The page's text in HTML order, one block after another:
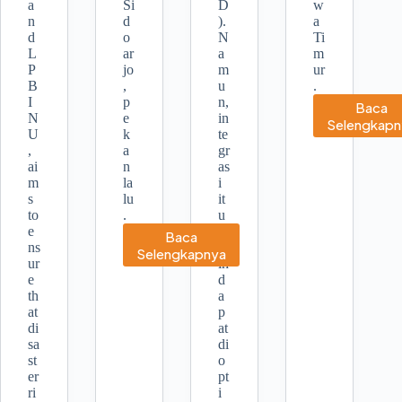
a
n
d
L
P
B
I
N
U
,
ai
m
s
to
e
ns
ur
e
th
at
di
sa
st
er
ri
Si
d
o
ar
jo
,
p
e
k
a
n
la
lu
.
Baca
Selengkapnya
Program
SIAP
SIAGA
Memperkuat
Upaya
Penanggulangan
Bencana
D
).
N
a
m
u
n,
in
te
gr
as
i
it
u
ih
d
a
p
at
di
o
pt
i
w
a
Ti
m
ur
.
Baca